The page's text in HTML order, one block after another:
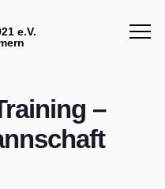
e.V.
–